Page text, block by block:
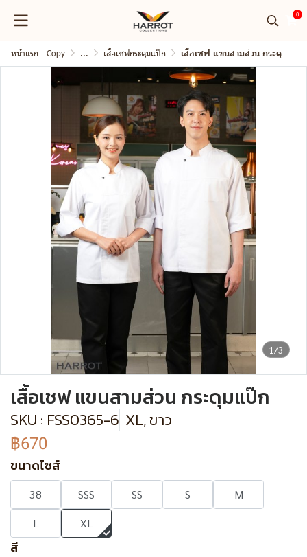
0
หน้าแรก - Copy ... เสื้อเชฟกระดุมแป๊ก เสื้อเชฟ แขนสามส่วน กระดุมแป๊ก
1/3
เสื้อเชฟ แขนสามส่วน กระดุมแป๊ก
SKU : FSS0365-6 XL, ขาว
฿670
ขนาดไซส์
38 SSS SS S
M
L
XL
สี